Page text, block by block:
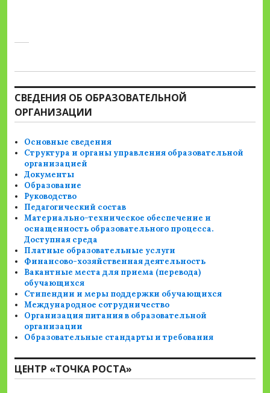
СВЕДЕНИЯ ОБ ОБРАЗОВАТЕЛЬНОЙ
ОРГАНИЗАЦИИ
Основные сведения
Структура и органы управления образовательной
организацией
Документы
Образование
Руководство
Педагогический состав
Материально-техническое обеспечение и
оснащенность образовательного процесса.
Доступная среда
Платные образовательные услуги
Финансово-хозяйственная деятельность
Вакантные места для приема (перевода)
обучающихся
Стипендии и меры поддержки обучающихся
Международное сотрудничество
Организация питания в образовательной
организации
Образовательные стандарты и требования
ЦЕНТР «ТОЧКА РОСТА»